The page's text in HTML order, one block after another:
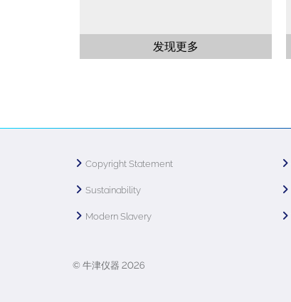
发现更多
Copyright Statement
Sustainability
Modern Slavery
© 牛津仪器 2026